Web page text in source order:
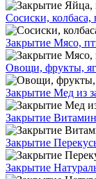
Сосиски, колбаса,
Закрытие Мясо,
Овощи, фрукты,
Закрытие Мед из
Закрытие
Закрытие
Закрытие